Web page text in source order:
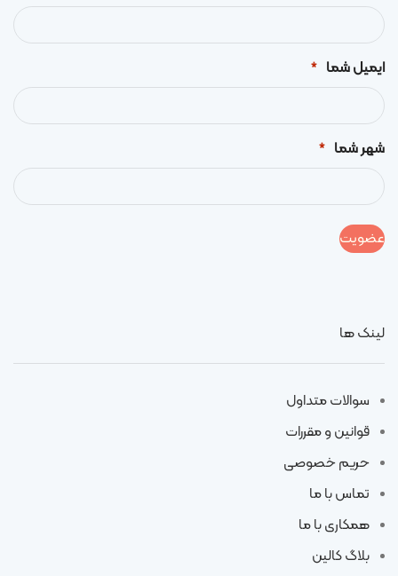
ایمیل شما *
شهر شما *
لینک ها
سوالات متداول
قوانین و مقررات
حریم خصوصی
تماس با ما
همکاری با ما
بلاگ کالین